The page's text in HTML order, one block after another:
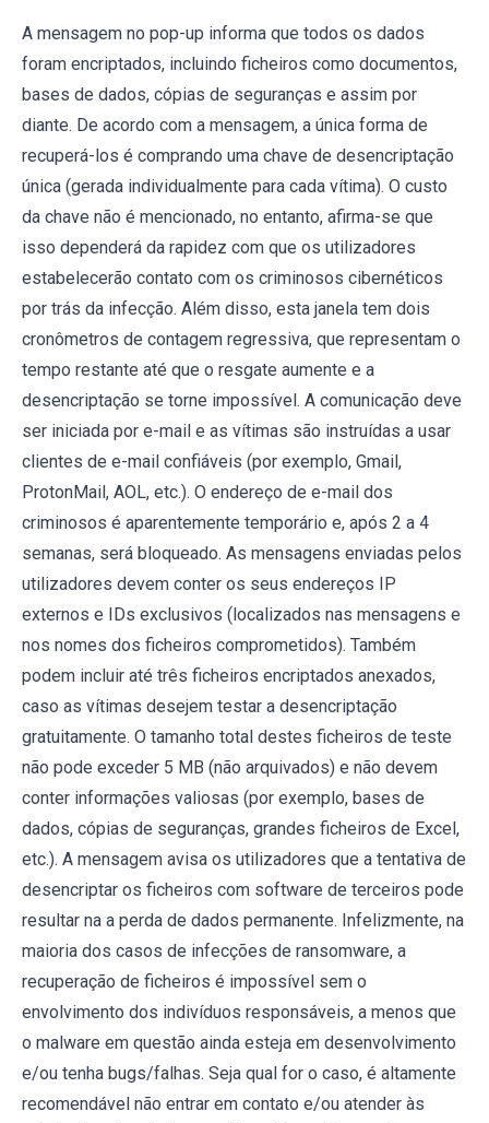
A mensagem no pop-up informa que todos os dados
foram encriptados, incluindo ficheiros como documentos,
bases de dados, cópias de seguranças e assim por
diante. De acordo com a mensagem, a única forma de
recuperá-los é comprando uma chave de desencriptação
única (gerada individualmente para cada vítima). O custo
da chave não é mencionado, no entanto, afirma-se que
isso dependerá da rapidez com que os utilizadores
estabelecerão contato com os criminosos cibernéticos
por trás da infecção. Além disso, esta janela tem dois
cronômetros de contagem regressiva, que representam o
tempo restante até que o resgate aumente e a
desencriptação se torne impossível. A comunicação deve
ser iniciada por e-mail e as vítimas são instruídas a usar
clientes de e-mail confiáveis (por exemplo, Gmail,
ProtonMail, AOL, etc.). O endereço de e-mail dos
criminosos é aparentemente temporário e, após 2 a 4
semanas, será bloqueado. As mensagens enviadas pelos
utilizadores devem conter os seus endereços IP
externos e IDs exclusivos (localizados nas mensagens e
nos nomes dos ficheiros comprometidos). Também
podem incluir até três ficheiros encriptados anexados,
caso as vítimas desejem testar a desencriptação
gratuitamente. O tamanho total destes ficheiros de teste
não pode exceder 5 MB (não arquivados) e não devem
conter informações valiosas (por exemplo, bases de
dados, cópias de seguranças, grandes ficheiros de Excel,
etc.). A mensagem avisa os utilizadores que a tentativa de
desencriptar os ficheiros com software de terceiros pode
resultar na a perda de dados permanente. Infelizmente, na
maioria dos casos de infecções de ransomware, a
recuperação de ficheiros é impossível sem o
envolvimento dos indivíduos responsáveis, a menos que
o malware em questão ainda esteja em desenvolvimento
e/ou tenha bugs/falhas. Seja qual for o caso, é altamente
recomendável não entrar em contato e/ou atender às